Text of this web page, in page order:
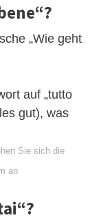
„Wie geht
auf „tutto
gut), was
Sie sich die
an